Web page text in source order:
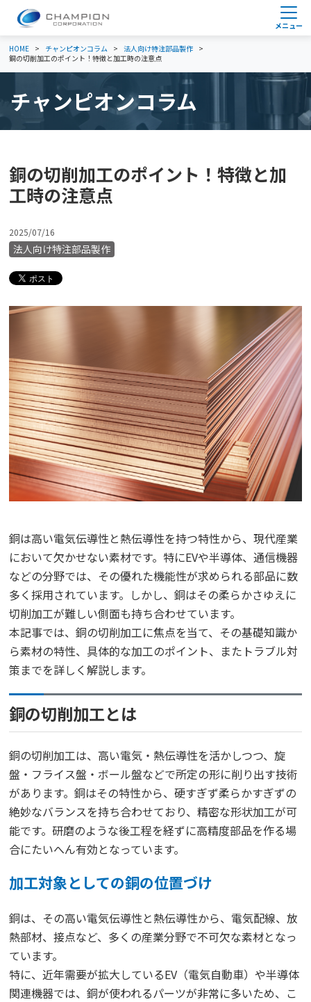
HOME チャンピオンコラム
法人向け特注部品製作
銅の切削加工のポイント！特徴と加工時の注意点
チャンピオンコラム
銅の切削加工のポイント！特徴と加
工時の注意点
2025/07/16
法人向け特注部品製作
銅は高い電気伝導性と熱伝導性を持つ特性から、現代産業
において欠かせない素材です。特にEVや半導体、通信機器
などの分野では、その優れた機能性が求められる部品に数
多く採用されています。しかし、銅はその柔らかさゆえに
切削加工が難しい側面も持ち合わせています。
本記事では、銅の切削加工に焦点を当て、その基礎知識か
ら素材の特性、具体的な加工のポイント、またトラブル対
策までを詳しく解説します。
銅の切削加工とは
銅の切削加工は、高い電気・熱伝導性を活かしつつ、旋
盤・フライス盤・ボール盤などで所定の形に削り出す技術
があります。銅はその特性から、硬すぎず柔らかすぎずの
絶妙なバランスを持ち合わせており、精密な形状加工が可
能です。研磨のような後工程を経ずに高精度部品を作る場
合にたいへん有効となっています。
加工対象としての銅の位置づけ
銅は、その高い電気伝導性と熱伝導性から、電気配線、放
熱部材、接点など、多くの産業分野で不可欠な素材となっ
ています。
特に、近年需要が拡大しているEV（電気自動車）や半導体
関連機器では、銅が使われるパーツが非常に多いため、こ